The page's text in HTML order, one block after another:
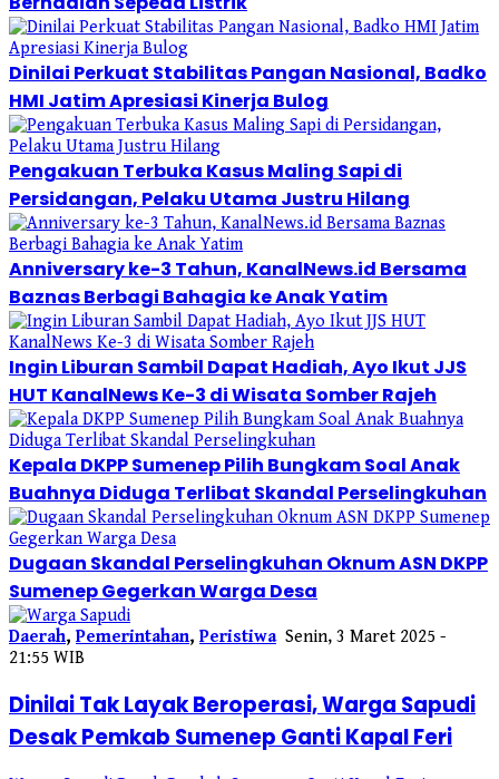
Dinilai Perkuat Stabilitas Pangan Nasional, Badko
HMI Jatim Apresiasi Kinerja Bulog
Pengakuan Terbuka Kasus Maling Sapi di
Persidangan, Pelaku Utama Justru Hilang
Anniversary ke-3 Tahun, KanalNews.id Bersama
Baznas Berbagi Bahagia ke Anak Yatim
Ingin Liburan Sambil Dapat Hadiah, Ayo Ikut JJS
HUT KanalNews Ke-3 di Wisata Somber Rajeh
Kepala DKPP Sumenep Pilih Bungkam Soal Anak
Buahnya Diduga Terlibat Skandal Perselingkuhan
Dugaan Skandal Perselingkuhan Oknum ASN DKPP
Sumenep Gegerkan Warga Desa
Daerah, Pemerintahan, Peristiwa Senin, 3 Maret 2025 -
21:55 WIB
Dinilai Tak Layak Beroperasi, Warga Sapudi
Desak Pemkab Sumenep Ganti Kapal Feri